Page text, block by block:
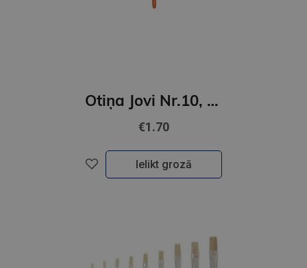
Otiņa Jovi Nr.10, ponija, apaļa
€1.70
Ielikt grozā